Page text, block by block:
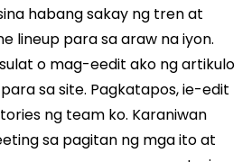
habang sakay ng tren at
lineup para sa araw na iyon.
o mag-eedit ako ng artikulo
sa site. Pagkatapos, ie-edit
ng team ko. Karaniwan
sa pagitan ng mga ito at